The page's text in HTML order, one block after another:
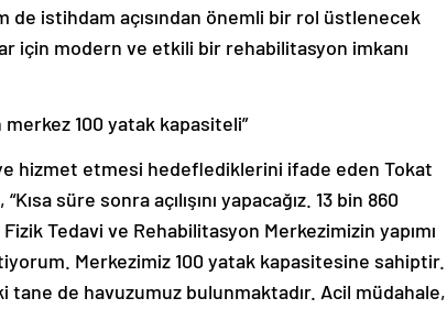
de istihdam açısından önemli bir rol üstlenecek
için modern ve etkili bir rehabilitasyon imkanı
100 yatak kapasiteli”
hizmet etmesi hedeflediklerini ifade eden Tokat
süre sonra açılışını yapacağız. 13 bin 860
Tedavi ve Rehabilitasyon Merkezimizin yapımı
Merkezimiz 100 yatak kapasitesine sahiptir.
tane de havuzumuz bulunmaktadır. Acil müdahale,